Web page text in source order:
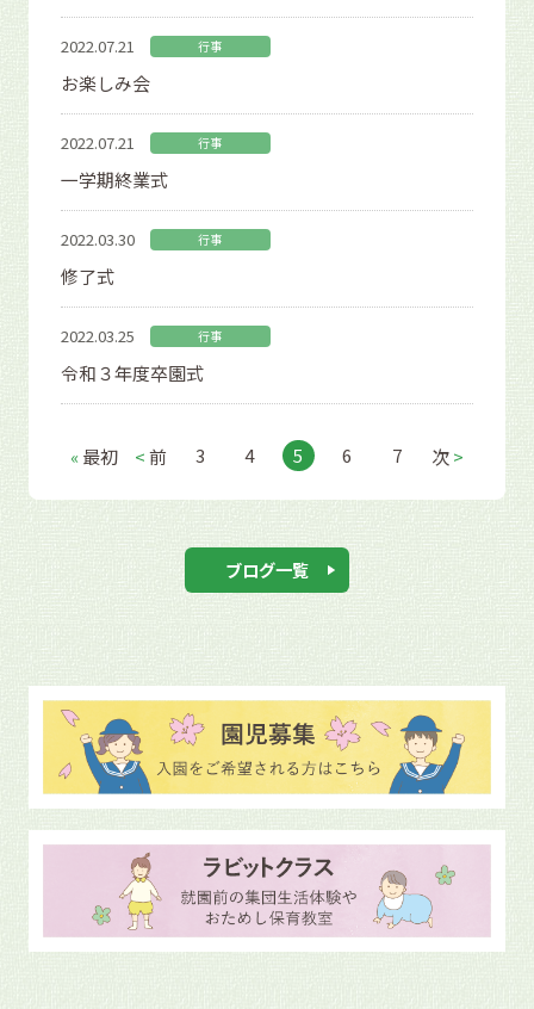
2022.07.21 行事
お楽しみ会
2022.07.21 行事
一学期終業式
2022.03.30 行事
修了式
2022.03.25 行事
令和３年度卒園式
«最初 <前 3 4 5 6 7 次>
ブログ一覧